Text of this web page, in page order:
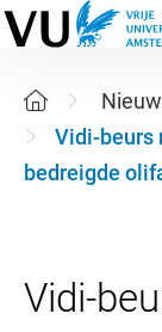
Vidi-beurs
bedreigde
Vidi-